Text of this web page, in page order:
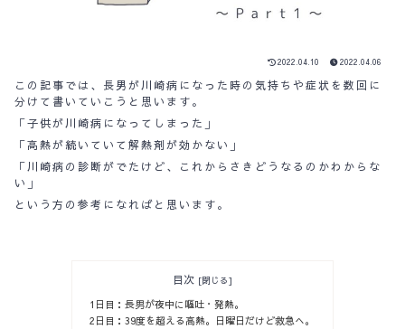
2022.04.10 2022.04.06
この記事では、長男が川崎病になった時の気持ちや症状を数回に
分けて書いていこうと思います。
「子供が川崎病になってしまった」
「高熱が続いていて解熱剤が効かない」
「川崎病の診断がでたけど、これからさきどうなるのかわからな
い」
という方の参考になればと思います。
目次
1日目：長男が夜中に嘔吐・発熱。
2日目：39度を超える高熱。日曜日だけど救急へ。